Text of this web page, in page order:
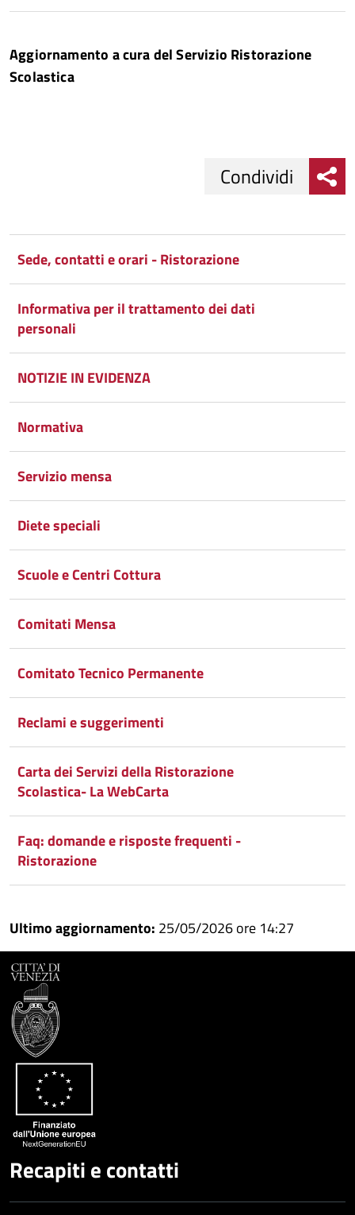
Aggiornamento a cura del Servizio Ristorazione
Scolastica
Facebook
Condividi
su
Twitter
Condividi
Google
Plus
Condividi
su
Whatsapp
Condividi
Sede, contatti e orari - Ristorazione
Informativa per il trattamento dei dati
personali
NOTIZIE IN EVIDENZA
Normativa
Servizio mensa
Diete speciali
Scuole e Centri Cottura
Comitati Mensa
Comitato Tecnico Permanente
Reclami e suggerimenti
Carta dei Servizi della Ristorazione
Scolastica- La WebCarta
Faq: domande e risposte frequenti -
Ristorazione
Ultimo aggiornamento: 25/05/2026 ore 14:27
Recapiti e contatti